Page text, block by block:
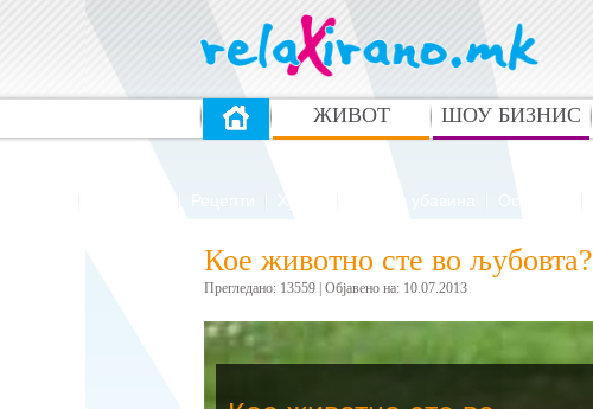
ЖИВОТ ШОУ БИЗНИС
Кое животно сте во љубовта?
Прегледано: 13559 | Oбјавено на: 10.07.2013